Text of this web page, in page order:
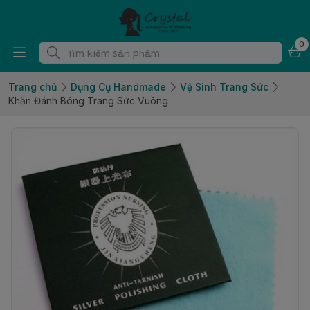
0
Trang chủ Dụng Cụ Handmade
Vệ Sinh Trang Sức
Khăn Đánh Bóng Trang Sức Vuông